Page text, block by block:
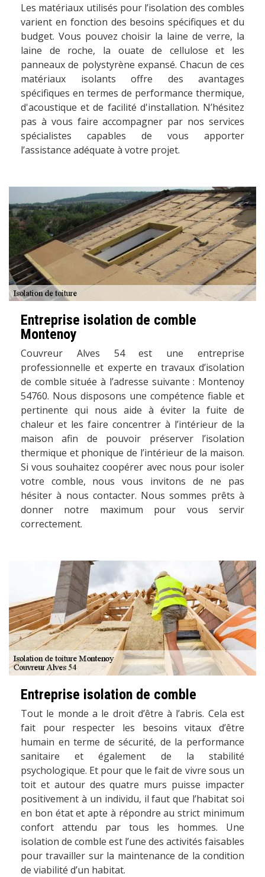
Les matériaux utilisés pour l’isolation des combles
varient en fonction des besoins spécifiques et du
budget. Vous pouvez choisir la laine de verre, la
laine de roche, la ouate de cellulose et les
panneaux de polystyrène expansé. Chacun de ces
matériaux isolants offre des avantages
spécifiques en termes de performance thermique,
d'acoustique et de facilité d'installation. N’hésitez
pas à vous faire accompagner par nos services
spécialistes capables de vous apporter
l’assistance adéquate à votre projet.
Entreprise isolation de comble
Montenoy
Couvreur Alves 54 est une entreprise
professionnelle et experte en travaux d’isolation
de comble située à l’adresse suivante : Montenoy
54760. Nous disposons une compétence fiable et
pertinente qui nous aide à éviter la fuite de
chaleur et les faire concentrer à l’intérieur de la
maison afin de pouvoir préserver l’isolation
thermique et phonique de l’intérieur de la maison.
Si vous souhaitez coopérer avec nous pour isoler
votre comble, nous vous invitons de ne pas
hésiter à nous contacter. Nous sommes prêts à
donner notre maximum pour vous servir
correctement.
Entreprise isolation de comble
Tout le monde a le droit d’être à l’abris. Cela est
fait pour respecter les besoins vitaux d’être
humain en terme de sécurité, de la performance
sanitaire et également de la stabilité
psychologique. Et pour que le fait de vivre sous un
toit et autour des quatre murs puisse impacter
positivement à un individu, il faut que l’habitat soi
en bon état et apte à répondre au strict minimum
confort attendu par tous les hommes. Une
isolation de comble est l’une des activités faisables
pour travailler sur la maintenance de la condition
de viabilité d’un habitat.